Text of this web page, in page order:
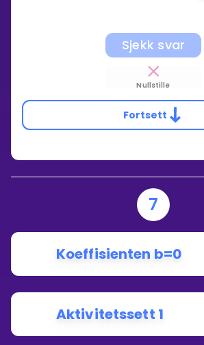
Sjekk svar
Nullstille
Fortsett
7
Koeffisienten b=0
Aktivitetssett 1